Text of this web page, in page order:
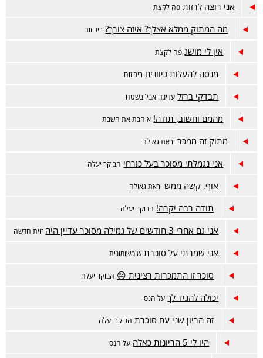
אני רוצה לרזות פה לקצת
מה המתוק ממלא אצלך? איזה צורך? ריבוזום
אין לי מושג פה לקצת
מנסה להעלות כיוונים ריבוזום
תבדקי ברזל עדינה אבל בשטח
מהמם וחשוב, תודה! אוהבת את השבת
מתוק זה ממכר יראת גאולה
אני נגמלתי מסוכר בעל כורחי הבוקר יעלה
אוף, קשה ממש יראת גאולה
תודה רבה יקרה! הבוקר יעלה
אני גם אחרי 3 חודשים של גמילה מסוכר עדיין היה זוית חדשה
אני שמרתי על סוכרת שומשומונית
סוכר זו התמכרות רצינית 😔 הבוקר יעלה
יכולה להגיד לך על הנס
זה הריון שני עם סוכרת הבוקר יעלה
היו לי 5 הריונות כאלה על הנס